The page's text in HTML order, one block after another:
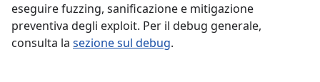
eseguire fuzzing, sanificazione e mitigazione
preventiva degli exploit. Per il debug generale,
consulta la sezione sul debug.